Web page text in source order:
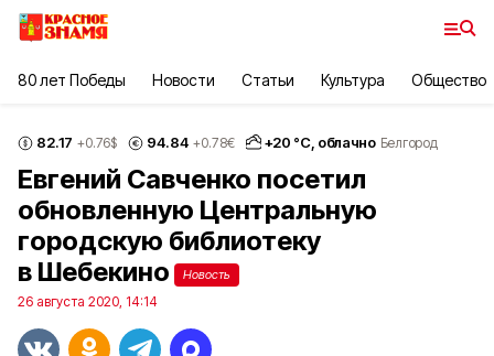
80 лет Победы Новости Статьи Культура Общество
82.17 +0.76$ 94.84 +0.78€ +20 °С, облачно Белгород
Евгений Савченко посетил
обновленную Центральную
городскую библиотеку
в Шебекино
Новость
26 августа 2020, 14:14